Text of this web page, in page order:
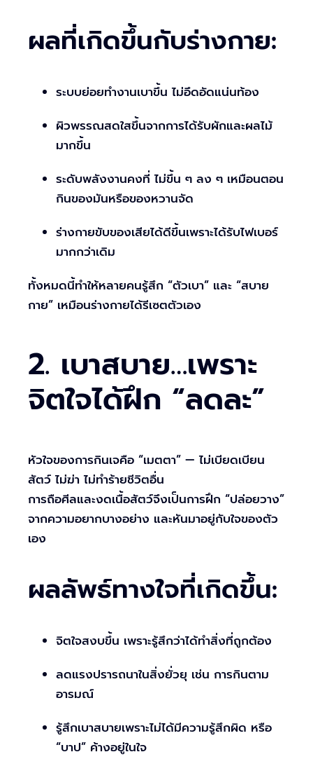
ผลที่เกิดขึ้นกับร่างกาย:
ระบบย่อยทำงานเบาขึ้น ไม่อึดอัดแน่นท้อง
ผิวพรรณสดใสขึ้นจากการได้รับผักและผลไม้
มากขึ้น
ระดับพลังงานคงที่ ไม่ขึ้น ๆ ลง ๆ เหมือนตอน
กินของมันหรือของหวานจัด
ร่างกายขับของเสียได้ดีขึ้นเพราะได้รับไฟเบอร์
มากกว่าเดิม
ทั้งหมดนี้ทำให้หลายคนรู้สึก “ตัวเบา” และ “สบาย
กาย” เหมือนร่างกายได้รีเซตตัวเอง
2. เบาสบาย…เพราะ
จิตใจได้ฝึก “ลดละ”
หัวใจของการกินเจคือ “เมตตา” — ไม่เบียดเบียน
สัตว์ ไม่ฆ่า ไม่ทำร้ายชีวิตอื่น
การถือศีลและงดเนื้อสัตว์จึงเป็นการฝึก “ปล่อยวาง”
จากความอยากบางอย่าง และหันมาอยู่กับใจของตัว
เอง
ผลลัพธ์ทางใจที่เกิดขึ้น:
จิตใจสงบขึ้น เพราะรู้สึกว่าได้ทำสิ่งที่ถูกต้อง
ลดแรงปรารถนาในสิ่งยั่วยุ เช่น การกินตาม
อารมณ์
รู้สึกเบาสบายเพราะไม่ได้มีความรู้สึกผิด หรือ
“บาป” ค้างอยู่ในใจ